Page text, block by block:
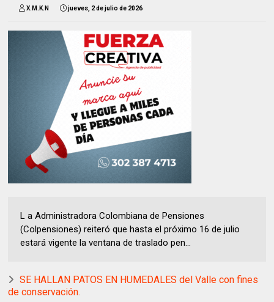
X.M.K.N jueves, 2 de julio de 2026
L a Administradora Colombiana de Pensiones
(Colpensiones) reiteró que hasta el próximo 16 de julio
estará vigente la ventana de traslado pen...
SE HALLAN PATOS EN HUMEDALES del Valle con fines
de conservación.